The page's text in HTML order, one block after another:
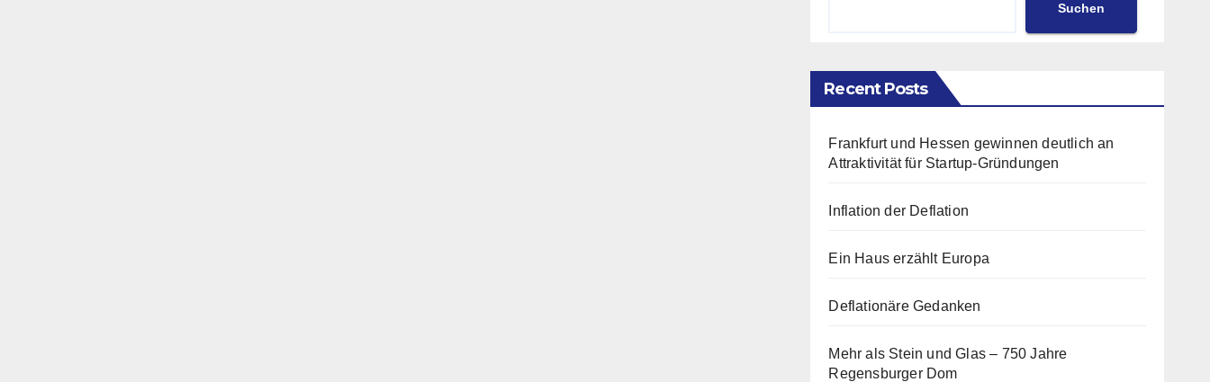
Suchen
Recent Posts
Frankfurt und Hessen gewinnen deutlich an
Attraktivität für Startup-Gründungen
Inflation der Deflation
Ein Haus erzählt Europa
Deflationäre Gedanken
Mehr als Stein und Glas – 750 Jahre
Regensburger Dom